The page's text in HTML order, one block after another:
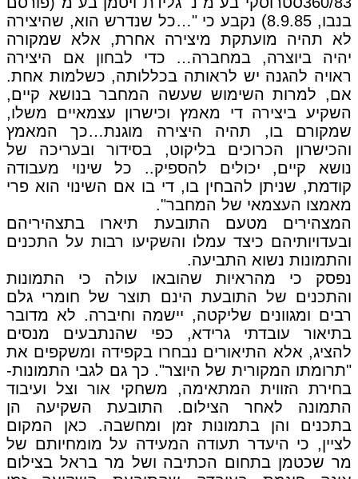
בנבו, 8.9.85) נקבע כי "…כל שנדרש הוא, שהיצירה
לא תהיה מועתקת מיצירה אחרת, אלא שמקורה
יהיה ביוצרה, במחברה… כדי לבחון אם היצירה
ראויה להגנה יש לראותה בכללותה, כשלמות אחת.
אם, למרות השימוש שעשה המחבר בנושא קיים,
השקיע ביצירה די מאמץ וכישרון עצמאיים משלו,
שמקורם בו, תהיה היצירה מוגנת…כך המאמץ
והכישרון הכרוכים בליקוט, בסידור ובעריכה של
נושא קיים, יכולים להספיק.. כל שינוי מעבודה
קודמת, שניתן להבחין בו, די בו אם השינוי הוא פרי
מאמצו העצמאי של המחבר".
המצהירים מטעם התובעת תיארו בתצהיריהם
ובעדויותיהם כיצד עמלו והשקיעו רבות על התכנים
והתמונות נשוא התביעה.
נפסק כי מהראיות שהובאו עולה כי התמונות
והתכנים של התובעת הינם תוצר של חומרי גלם
רבים ומגוונים שליקטה, יישמה וחיברה. לא מדובר
בתיאור עובדתי גרידא, כפי שהנתבעים מנסים
להציג, אלא התיאורים נבחרו בקפידה ומשקפים את
"תרומתו המקורית של היוצר". כך גם לגבי התמונות-
בחירת הזווית המתאימה, משחקי אור וצל ועיבוד
התמונה לאחר הצילום. התובעת השקיעה הן
בתכנים והן בתמונות זמן ומחשבה. כאן המקום
לציין, כי היעדר תעודה המעידה על מומחיותם של
מר שכטמן בתחום הכתיבה ושל מר בראל בצילום